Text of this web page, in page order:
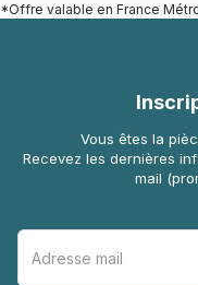
*Offre valable en France
Vous êtes la
Recevez les dernières
mail